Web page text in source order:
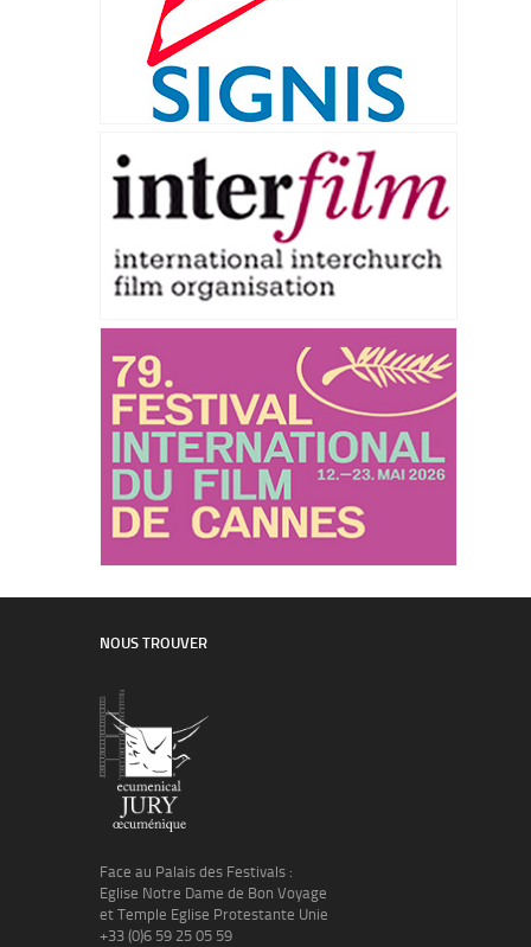
NOUS TROUVER
Face au Palais des Festivals :
Eglise Notre Dame de Bon Voyage
et Temple Eglise Protestante Unie
+33 (0)6 59 25 05 59